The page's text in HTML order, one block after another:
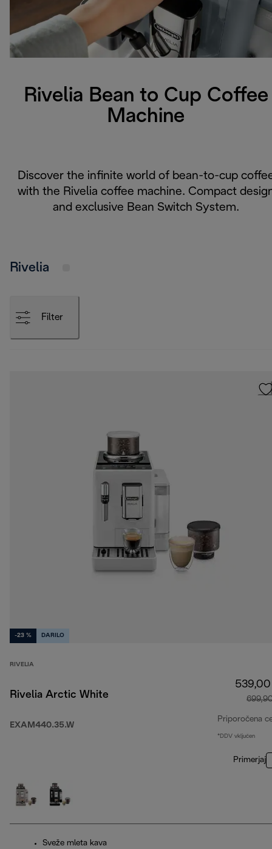
Rivelia Bean to Cup Coffee
Machine
Discover the infinite world of bean-to-cup
with the Rivelia coffee machine. Compact
and exclusive Bean Switch System.
Rivelia
Filter
-23 % DARILO
RIVELIA
Rivelia Arctic White
EXAM440.35.W
Priporočena
*DDV vključen
Primerjaj
Sveže mleta kava